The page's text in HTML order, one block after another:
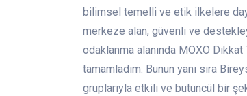
bilimsel temelli ve etik ilkelere
merkeze alan, güvenli ve
odaklanma alanında MOXO
tamamladım. Bunun yanı sıra
gruplarıyla etkili ve bütüncül bir